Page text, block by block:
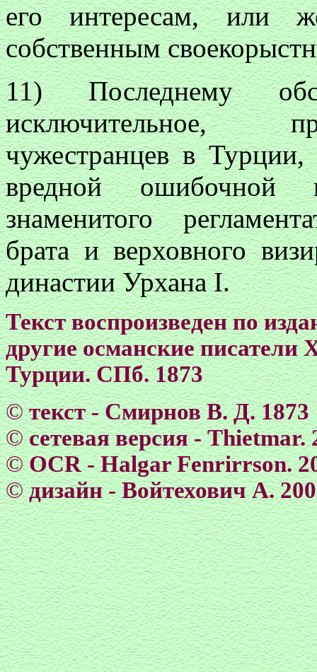
его интересам, или
собственным
11) Последнему
исключительное,
чужестранцев в
вредной ошибочной
знаменитого
брата и верховного
династии Урхана I.
Текст воспроизведен по
другие османские
Турции. СПб. 1873
© текст - Смирнов В. Д. 1873
©сетевая версия - Тhietmar.
© OCR - Halgar Fenrirrson.
© дизайн - Войтехович А.